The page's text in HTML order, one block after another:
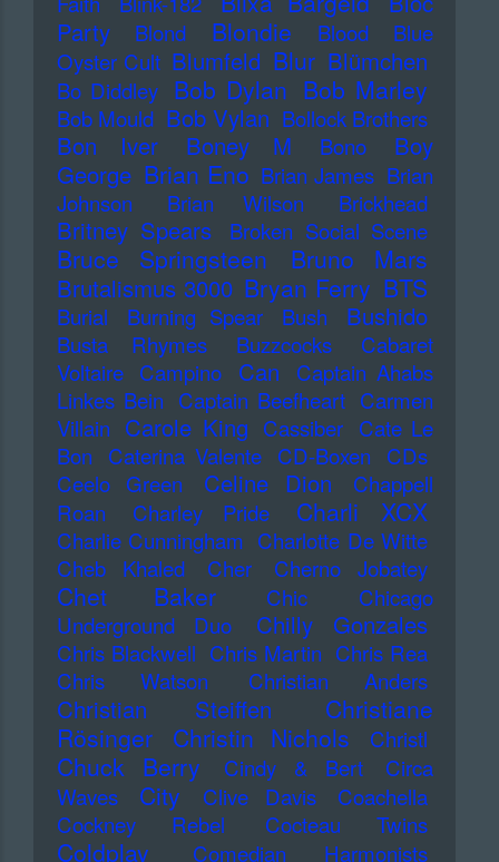
Party
Blond Blondie Blood
Blue
Oyster Cult Blumfeld Blur Blümchen
Bo Diddley Bob Dylan Bob Marley
Bob Mould Bob Vylan Bollock Brothers
Bon Iver Boney M Bono
Boy
George Brian Eno Brian James Brian
Johnson
Brian Wilson Brickhead
Britney Spears Broken Social Scene
Bruce Springsteen Bruno Mars
Brutalismus 3000 Bryan Ferry BTS
Burial Burning Spear Bush Bushido
Busta Rhymes Buzzcocks
Cabaret
Voltaire Campino Can
Captain Ahabs
Linkes Bein Captain Beefheart Carmen
Villain Carole King Cassiber Cate Le
Bon
Caterina Valente CD-Boxen
CDs
Ceelo Green
Celine Dion
Chappell
Roan
Charley Pride Charli XCX
Charlie Cunningham Charlotte De Witte
Cheb Khaled
Cher Cherno Jobatey
Chet Baker Chic
Chicago
Underground Duo
Chilly Gonzales
Chris Blackwell Chris Martin Chris Rea
Chris Watson
Christian Anders
Christian Steiffen
Christiane
Rösinger
Christin Nichols Christl
Chuck Berry Cindy & Bert
Circa
Waves
City Clive Davis
Coachella
Cockney Rebel
Cocteau Twins
Coldplay
Comedian Harmonists